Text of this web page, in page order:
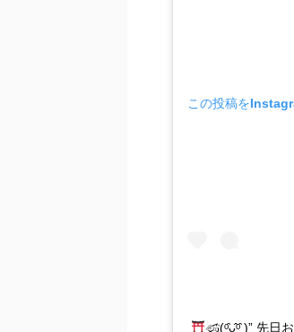
この投稿を
ණ⃛(ᵒ͈̑ᴗ̂ᵒ͈̑ )” 先日